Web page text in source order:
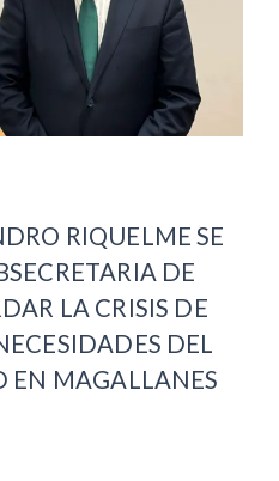
RIQUELME SE
DE
LA CRISIS DE
DEL
EN MAGALLANES